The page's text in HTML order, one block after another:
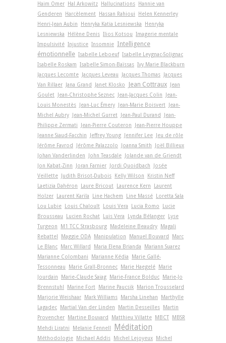
Haim Omer
Hal Arkowitz Hallucinations
Hannie van
Genderen
Harcèlement Hassan Rahioui
Helen Kennerley
Henri-Jean Aubin
Henryka Katia Lesniewska
Henryka
Lesniewska
Hélène Denis Ilios Kotsou Imagerie mentale
Impulsivité Injustice Insomnie Intelligence
émotionnelle Isabelle Leboeuf Isabelle Leygnac-Solignac
Isabelle Roskam Isabelle Simon-Baïssas Ivy Marie Blackburn
Jacques Lecomte
Jacques Leveau Jacques Thomas
Jacques
Van Rillaer
Jana Grand Janet Klosko Jean Cottraux
Jean
Goulet
Jean-Christophe Seznec Jean-Jacques Colin
Jean-
Louis Monestès
Jean-Luc Émery Jean-Marie Boisvert
Jean-
Michel Aubry
Jean-Michel Gurret Jean-Paul Durand
Jean-
Philippe Zermati
Jean-Pierre Couteron
Jean-Pierre Houppe
Jeanne Siaud-Facchin
Jeffrey Young Jennifer Lee
Jeu de rôle
Jérôme Favrod
Jérôme Palazzolo Joanna Smith
Joël Billieux
Johan Vanderlinden
John Teasdale
Jolande van de Griendt
Jon Kabat-Zinn
Joran Farnier Jordi Quoidbach
Josée
Veillette
Judith Brisot-Dubois Kelly Wilson
Kristin Neff
Laetizia Dahéron
Laure Bricout Laurence Kern
Laurent
Holzer
Laurent Karila Line Hachem Line Massé
Loretta Sala
Lou Lubie
Louis Chaloult Louis Vera Lucia Romo
Lucie
Brousseau
Lucien Rochat Luis Vera Lynda Bélanger
Lyse
Turgeon
M1 TCC Strasbourg Madeleine Beaudry
Magali
Rebattel
Maggie ODA Manipulation Manuel Bouvard
Marc
Le Blanc
Marc Willard Maria Elena Brianda
Mariann Suarez
Marianne Colombani
Marianne Kédia
Marie Gallé-
Tessonneau
Marie Grall-Bronnec Marie Haegelé
Marie
Jourdain
Marie-Claude Saiag Marie-France Bolduc
Marie-Jo
Brennstuhl
Marine Fort Marine Paucsik
Marion Trousselard
Marjorie Weishaar
Mark Williams Marsha Linehan
Marthylle
Lagadec
Martial Van der Linden Martin Desseilles
Martin
Provencher
Martine Bouvard Matthieu Villatte MBCT
MBSR
Mehdi Liratni
Melanie Fennell Méditation
Méthodologie Michael Addis Michel Lejoyeux
Michel